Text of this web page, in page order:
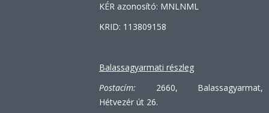
KÉR azonosító: MNLNML
KRID: 113809158
Balassagyarmati részleg
Postacím: 2660, Balassagyarmat,
Hétvezér út 26.